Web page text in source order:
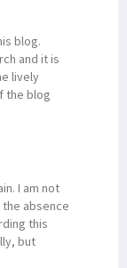
blog.
and it is
lively
the blog
I am not
absence
this
but